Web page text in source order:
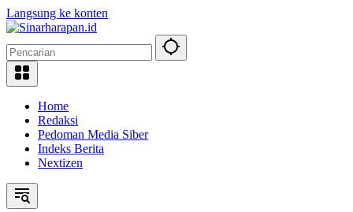
Langsung ke konten
Home
Redaksi
Pedoman Media Siber
Indeks Berita
Nextizen